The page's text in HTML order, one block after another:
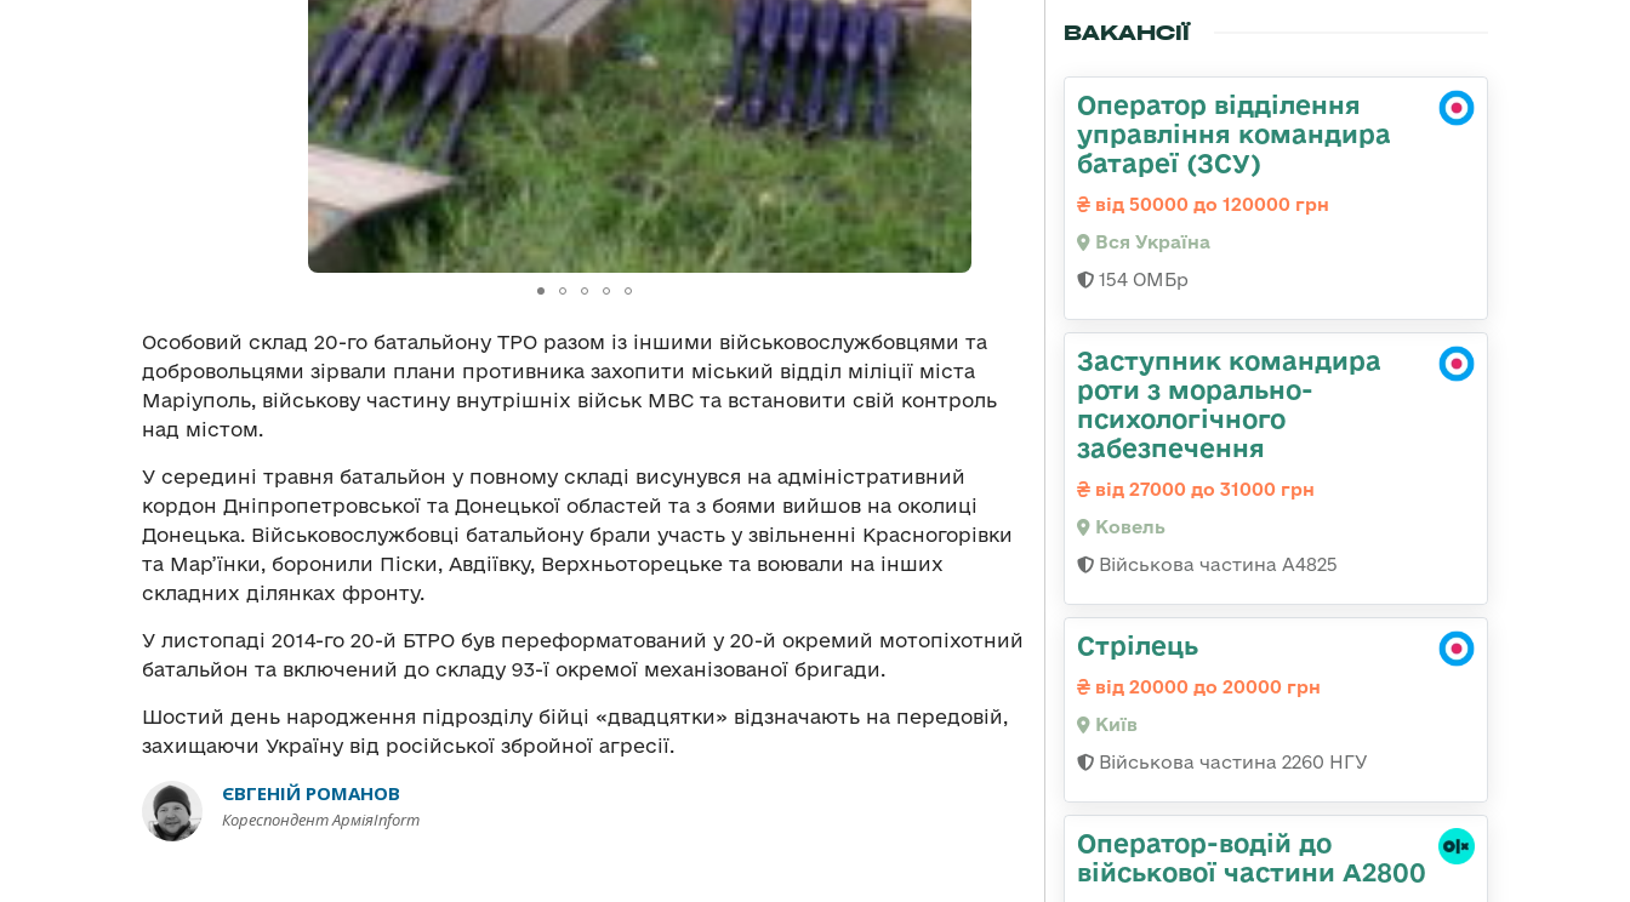
Особовий склад 20-го батальйону ТРО разом із іншими військовослужбовцями та
добровольцями зірвали плани противника захопити міський відділ міліції міста
Маріуполь, військову частину внутрішніх військ МВС та встановити свій контроль
над містом.
У середині травня батальйон у повному складі висунувся на адміністративний
кордон Дніпропетровської та Донецької областей та з боями вийшов на околиці
Донецька. Військовослужбовці батальйону брали участь у звільненні Красногорівки
та Мар’їнки, боронили Піски, Авдіївку, Верхньоторецьке та воювали на інших
складних ділянках фронту.
У листопаді 2014-го 20-й БТРО був переформатований у 20-й окремий мотопіхотний
батальйон та включений до складу 93-ї окремої механізованої бригади.
Шостий день народження підрозділу бійці «двадцятки» відзначають на передовій,
захищаючи Україну від російської збройної агресії.
ЄВГЕНІЙ РОМАНОВ
Кореспондент АрміяInform
ВАКАНСІЇ
Оператор відділення
управління командира
батареї (ЗСУ)
від 50000 до 120000 грн
Вся Україна
154 ОМБр
Заступник командира
роти з морально-
психологічного
забезпечення
від 27000 до 31000 грн
Ковель
Військова частина А4825
Стрілець
від 20000 до 20000 грн
Київ
Військова частина 2260 НГУ
Оператор-водій до
військової частини А2800